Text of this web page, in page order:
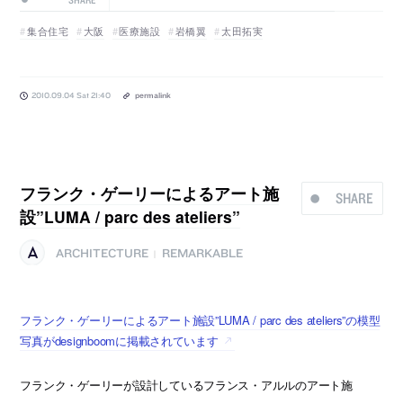
集合住宅 大阪 医療施設 岩橋翼 太田拓実
2010.09.04 Sat 21:40 permalink
SHARE
フランク・ゲーリーによるアート施
設”LUMA / parc des ateliers”
ARCHITECTURE REMARKABLE
フランク・ゲーリーによるアート施設”LUMA / parc des ateliers”の模型
写真がdesignboomに掲載されています
フランク・ゲーリーが設計しているフランス・アルルのアート施